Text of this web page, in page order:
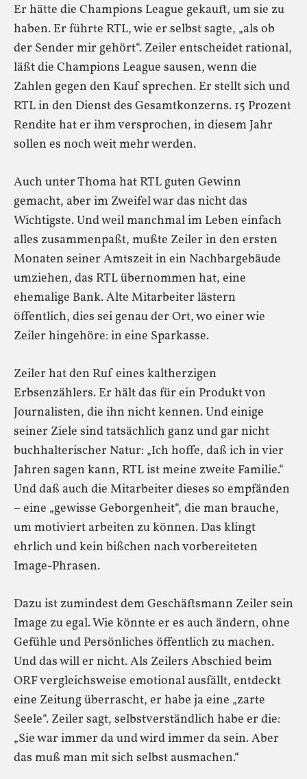
Er hätte die Champions League gekauft, um sie zu
haben. Er führte RTL, wie er selbst sagte, „als ob
der Sender mir gehört“. Zeiler entscheidet rational,
läßt die Champions League sausen, wenn die
Zahlen gegen den Kauf sprechen. Er stellt sich und
RTL in den Dienst des Gesamtkonzerns. 15 Prozent
Rendite hat er ihm versprochen, in diesem Jahr
sollen es noch weit mehr werden.
Auch unter Thoma hat RTL guten Gewinn
gemacht, aber im Zweifel war das nicht das
Wichtigste. Und weil manchmal im Leben einfach
alles zusammenpaßt, mußte Zeiler in den ersten
Monaten seiner Amtszeit in ein Nachbargebäude
umziehen, das RTL übernommen hat, eine
ehemalige Bank. Alte Mitarbeiter lästern
öffentlich, dies sei genau der Ort, wo einer wie
Zeiler hingehöre: in eine Sparkasse.
Zeiler hat den Ruf eines kaltherzigen
Erbsenzählers. Er hält das für ein Produkt von
Journalisten, die ihn nicht kennen. Und einige
seiner Ziele sind tatsächlich ganz und gar nicht
buchhalterischer Natur: „Ich hoffe, daß ich in vier
Jahren sagen kann, RTL ist meine zweite Familie.“
Und daß auch die Mitarbeiter dieses so empfänden
– eine „gewisse Geborgenheit“, die man brauche,
um motiviert arbeiten zu können. Das klingt
ehrlich und kein bißchen nach vorbereiteten
Image-Phrasen.
Dazu ist zumindest dem Geschäftsmann Zeiler sein
Image zu egal. Wie könnte er es auch ändern, ohne
Gefühle und Persönliches öffentlich zu machen.
Und das will er nicht. Als Zeilers Abschied beim
ORF vergleichsweise emotional ausfällt, entdeckt
eine Zeitung überrascht, er habe ja eine „zarte
Seele“. Zeiler sagt, selbstverständlich habe er die:
„Sie war immer da und wird immer da sein. Aber
das muß man mit sich selbst ausmachen.“